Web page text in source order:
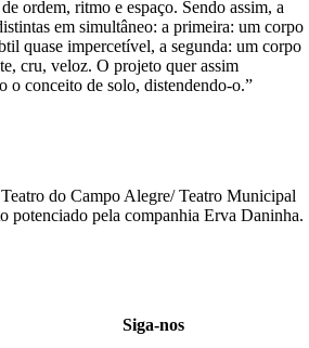
ordem, ritmo e espaço. Sendo assim, a
em simultâneo: a primeira: um corpo
quase impercetível, a segunda: um corpo
cru, veloz. O projeto quer assim
o conceito de solo, distendendo-o.”
do Campo Alegre/ Teatro Municipal
potenciado pela companhia Erva Daninha.
Siga-nos